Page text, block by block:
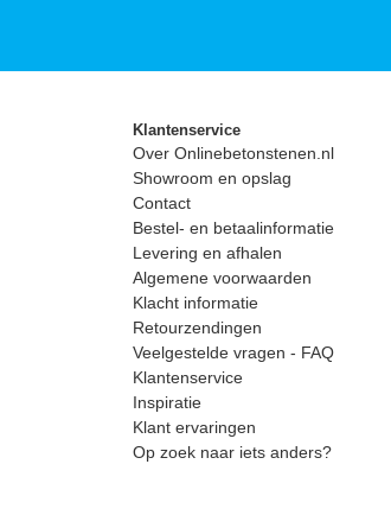
Klantenservice
Over Onlinebetonstenen.nl
Showroom en opslag
Contact
Bestel- en betaalinformatie
Levering en afhalen
Algemene voorwaarden
Klacht informatie
Retourzendingen
Veelgestelde vragen - FAQ
Klantenservice
Inspiratie
Klant ervaringen
Op zoek naar iets anders?